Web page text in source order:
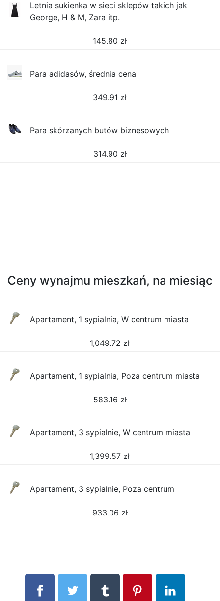
Letnia sukienka w sieci sklepów takich jak
George, H & M, Zara itp.
145.80 zł
Para adidasów, średnia cena
349.91 zł
Para skórzanych butów biznesowych
314.90 zł
Ceny wynajmu mieszkań, na miesiąc
Apartament, 1 sypialnia, W centrum miasta
1,049.72 zł
Apartament, 1 sypialnia, Poza centrum miasta
583.16 zł
Apartament, 3 sypialnie, W centrum miasta
1,399.57 zł
Apartament, 3 sypialnie, Poza centrum
933.06 zł